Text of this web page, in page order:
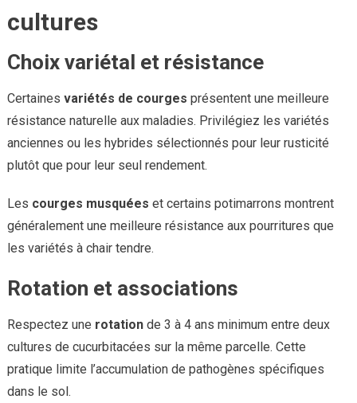
cultures
Choix variétal et résistance
Certaines variétés de courges présentent une meilleure
résistance naturelle aux maladies. Privilégiez les variétés
anciennes ou les hybrides sélectionnés pour leur rusticité
plutôt que pour leur seul rendement.
Les courges musquées et certains potimarrons montrent
généralement une meilleure résistance aux pourritures que
les variétés à chair tendre.
Rotation et associations
Respectez une rotationde 3 à 4 ans minimum entre deux
cultures de cucurbitacées sur la même parcelle. Cette
pratique limite l’accumulation de pathogènes spécifiques
dans le sol.